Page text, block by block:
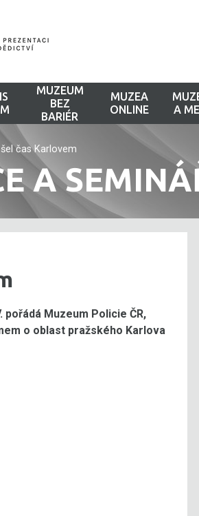
MUZEUM
BEZ
BARIÉR
MUZEA
ONLINE
A
čas Karlovem
A
Muzeum Policie ČR,
o oblast pražského Karlova